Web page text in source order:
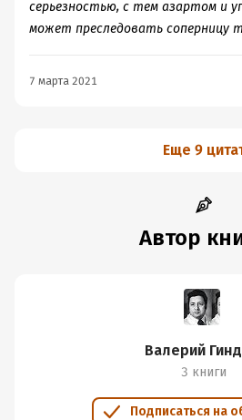
серьезностью, с тем азартом и
может преследовать соперницу
7 марта 2021
Еще 9
Автор
Валерий
3 книги
Подписаться на